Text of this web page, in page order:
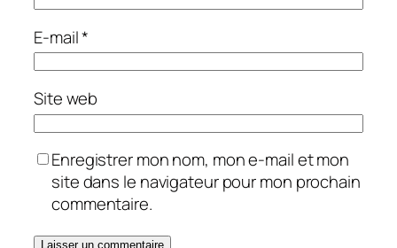
E-mail*
Site web
Enregistrer mon nom, mon e-mail et mon
site dans le navigateur pour mon prochain
commentaire.